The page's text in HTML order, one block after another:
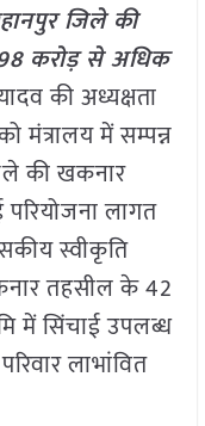
जिले की
करोड़ से अधिक
की अध्यक्षता
मंत्रालय में सम्पन्न
की खकनार
लागत
स्वीकृति
तहसील के 42
में सिंचाई उपलब्ध
लाभांवित